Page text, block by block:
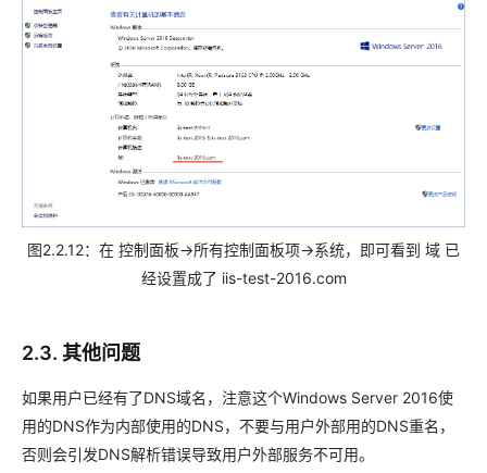
图2.2.12：在 控制面板->所有控制面板项->系统，即可看到 域 已
经设置成了 iis-test-2016.com
2.3. 其他问题
如果用户已经有了DNS域名，注意这个Windows Server 2016使
用的DNS作为内部使用的DNS，不要与用户外部用的DNS重名，
否则会引发DNS解析错误导致用户外部服务不可用。